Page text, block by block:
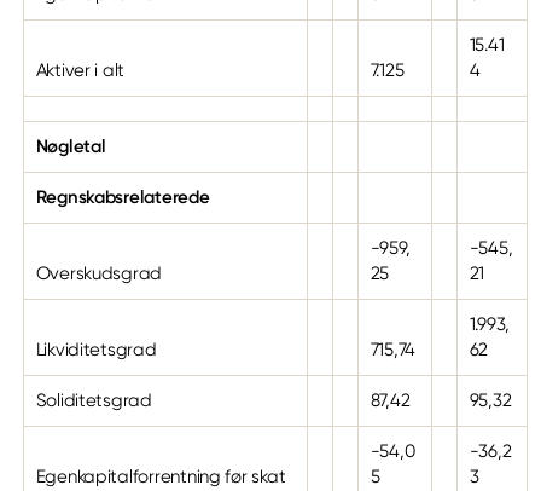
Aktiver i alt 7.125
15.41
4
Nøgletal
Regnskabsrelaterede
Overskudsgrad
-959,
25
-545,
21
Likviditetsgrad 715,74
1.993,
62
Soliditetsgrad 87,42 95,32
Egenkapitalforrentning før skat
-54,0
5
-36,2
3